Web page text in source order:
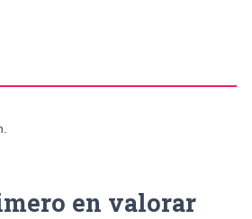
en valorar